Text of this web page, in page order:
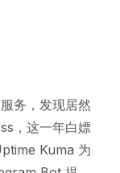
务，发现居然
，这一年白嫖
Kuma 为